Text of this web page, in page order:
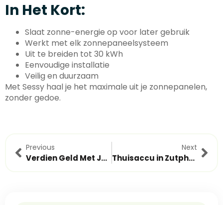
In Het Kort:
Slaat zonne-energie op voor later gebruik
Werkt met elk zonnepaneelsysteem
Uit te breiden tot 30 kWh
Eenvoudige installatie
Veilig en duurzaam
Met Sessy haal je het maximale uit je zonnepanelen,
zonder gedoe.
Previous
Verdien Geld Met Je Thuisaccu: Zo Werkt Het Terugleveren Aan Het Net
Next
Thuisaccu in Zutphen | Thuisaccu Achterhoek